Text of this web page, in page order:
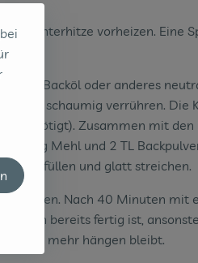
und Unterhitze vorheizen. Eine
und Backöl oder anderes
Mixer schaumig verrühren. Die
benötigt). Zusammen mit
250 g Mehl und 2 TL
füllen und glatt streichen.
backen. Nach 40 Minuten mit
bereits fertig ist,
Teig mehr hängen bleibt.